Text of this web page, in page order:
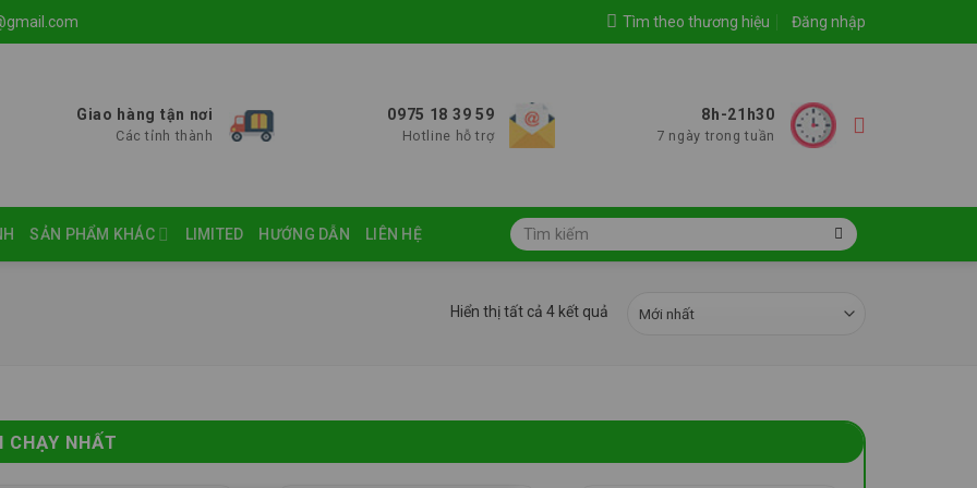
Tìm theo thương hiệu Đăng nhập
Giao hàng tận nơi
Các tỉnh thành
0975 18 39 59
Hotline hỗ trợ
8h-21h30
7 ngày trong tuần
SẢN PHẨM KHÁC LIMITED HƯỚNG DẪN LIÊN HỆ
Tìm
kiếm:
Hiển thị tất cả 4 kết quả
CHẠY NHẤT